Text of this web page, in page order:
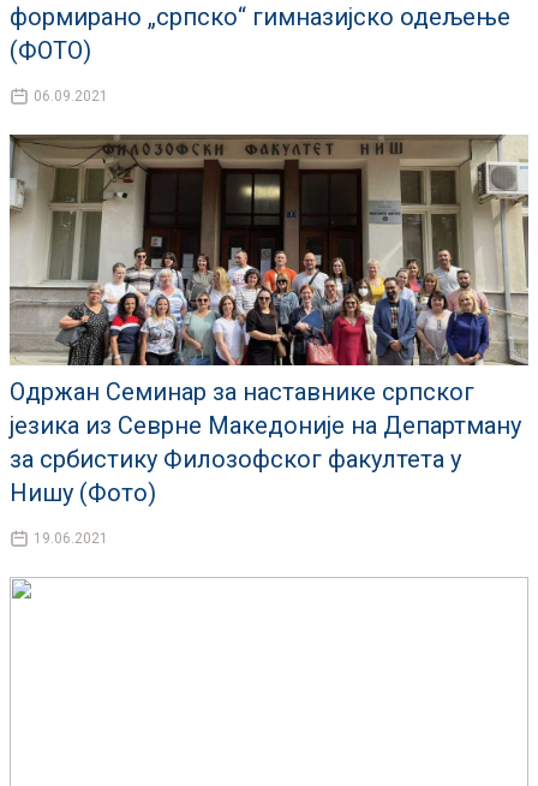
формирано „српско“ гимназијско одељење
(ФОТО)
06.09.2021
Одржан Семинар за наставнике српског
језика из Севрне Македоније на Департману
за србистику Филозофског факултета у
Нишу (Фото)
19.06.2021